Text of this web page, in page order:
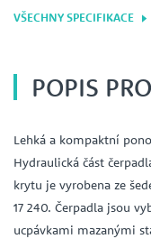
VŠECHNY SPECIFIKACE
POPIS
Lehká a kompaktní
Hydraulická část
krytu je vyrobena ze
17 240. Čerpadla jsou
ucpávkami mazanými